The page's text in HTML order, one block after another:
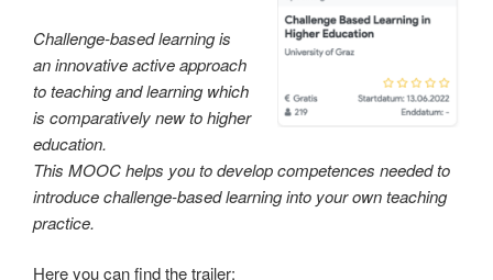
Challenge-based learning is
an innovative active approach
to teaching and learning which
is comparatively new to higher
education.
This MOOC helps you to develop competences needed to
introduce challenge-based learning into your own teaching
practice.
Here you can find the trailer: